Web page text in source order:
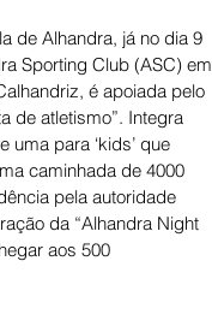
de Alhandra, já no dia 9
Sporting Club (ASC) em
é apoiada pelo
de atletismo”. Integra
para ‘kids’ que
caminhada de 4000
pela autoridade
da “Alhandra Night
aos 500